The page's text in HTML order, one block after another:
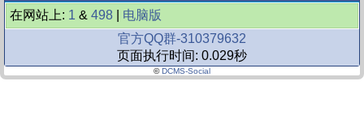
在网站上: 1 & 498
电脑版
官方QQ群-310379632
页面执行时间: 0.029秒
©DCMS-Social